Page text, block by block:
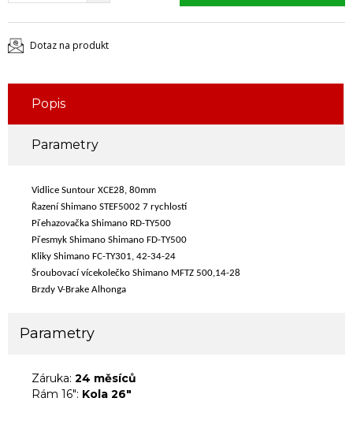
Dotaz na produkt
Popis
Parametry
Vidlice Suntour XCE28, 80mm
Řazení Shimano STEF5002 7 rychlostí
Přehazovačka Shimano RD-TY500
Přesmyk Shimano Shimano FD-TY500
Kliky Shimano FC-TY301, 42-34-24
Šroubovací vícekolečko Shimano MFTZ 500,14-28
Brzdy V-Brake Alhonga
Parametry
Záruka: 24 měsíců
Rám 16": Kola 26"